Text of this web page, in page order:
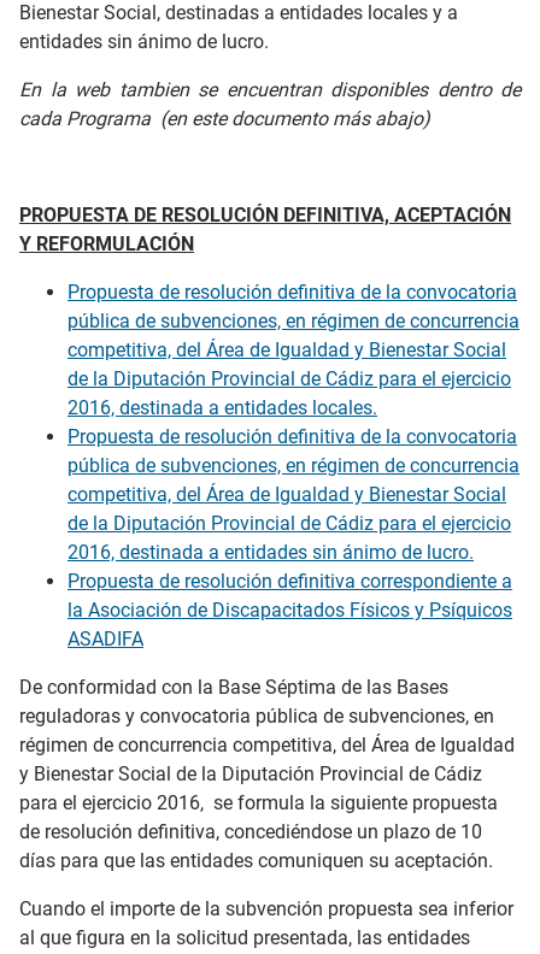
Bienestar Social, destinadas a entidades locales y a
entidades sin ánimo de lucro.
En la web tambien se encuentran disponibles dentro de
cada Programa (en este documento más abajo)
PROPUESTA DE RESOLUCIÓN DEFINITIVA, ACEPTACIÓN
Y REFORMULACIÓN
Propuesta de resolución definitiva de la convocatoria
pública de subvenciones, en régimen de concurrencia
competitiva, del Área de Igualdad y Bienestar Social
de la Diputación Provincial de Cádiz para el ejercicio
2016, destinada a entidades locales.
Propuesta de resolución definitiva de la convocatoria
pública de subvenciones, en régimen de concurrencia
competitiva, del Área de Igualdad y Bienestar Social
de la Diputación Provincial de Cádiz para el ejercicio
2016, destinada a entidades sin ánimo de lucro.
Propuesta de resolución definitiva correspondiente a
la Asociación de Discapacitados Físicos y Psíquicos
ASADIFA
De conformidad con la Base Séptima de las Bases
reguladoras y convocatoria pública de subvenciones, en
régimen de concurrencia competitiva, del Área de Igualdad
y Bienestar Social de la Diputación Provincial de Cádiz
para el ejercicio 2016, se formula la siguiente propuesta
de resolución definitiva, concediéndose un plazo de 10
días para que las entidades comuniquen su aceptación.
Cuando el importe de la subvención propuesta sea inferior
al que figura en la solicitud presentada, las entidades